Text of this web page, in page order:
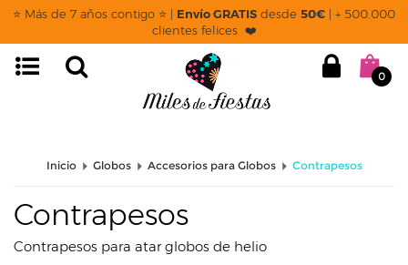
⭐ Más de 7 años contigo ⭐ | Envío GRATIS desde 50€ | + 500.000
clientes felices ❤️
0
page: listado
Inicio Globos Accesorios para Globos Contrapesos
Contrapesos
Contrapesos para atar globos de helio